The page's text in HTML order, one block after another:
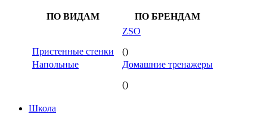
ПО ВИДАМ ПО БРЕНДАМ
Пристенные стенки
Напольные
ZSO
()
Домашние тренажеры
()
Школа